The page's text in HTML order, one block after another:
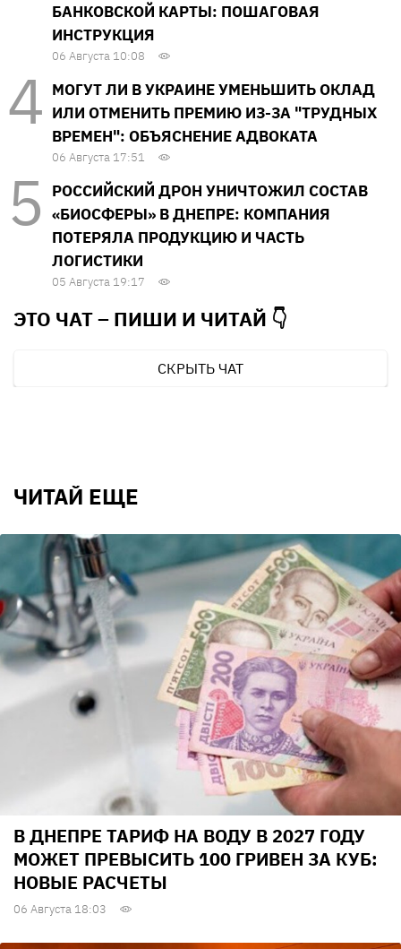
БАНКОВСКОЙ КАРТЫ: ПОШАГОВАЯ
ИНСТРУКЦИЯ
06 Августа 10:08
МОГУТ ЛИ В УКРАИНЕ УМЕНЬШИТЬ ОКЛАД
ИЛИ ОТМЕНИТЬ ПРЕМИЮ ИЗ-ЗА "ТРУДНЫХ
ВРЕМЕН": ОБЪЯСНЕНИЕ АДВОКАТА
06 Августа 17:51
РОССИЙСКИЙ ДРОН УНИЧТОЖИЛ СОСТАВ
«БИОСФЕРЫ» В ДНЕПРЕ: КОМПАНИЯ
ПОТЕРЯЛА ПРОДУКЦИЮ И ЧАСТЬ
ЛОГИСТИКИ
05 Августа 19:17
ЭТО ЧАТ – ПИШИ И ЧИТАЙ 👇
СКРЫТЬ ЧАТ
ЧИТАЙ ЕЩЕ
В ДНЕПРЕ ТАРИФ НА ВОДУ В 2027 ГОДУ
МОЖЕТ ПРЕВЫСИТЬ 100 ГРИВЕН ЗА КУБ:
НОВЫЕ РАСЧЕТЫ
06 Августа 18:03